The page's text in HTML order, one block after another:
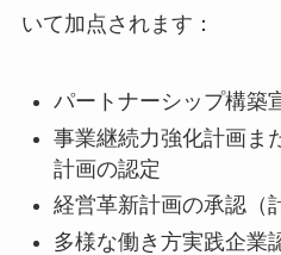
いて加点されます：
パートナーシップ構築
事業継続力強化計画ま
計画の認定
経営革新計画の承認（
多様な働き方実践企業